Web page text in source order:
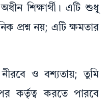
শিক্ষার্থী। এটি শুধু
প্রশ্ন নয়; এটি ক্ষমতার
ও বশ্যতায়; তুমি
কর্তৃত্ব করতে পারবে